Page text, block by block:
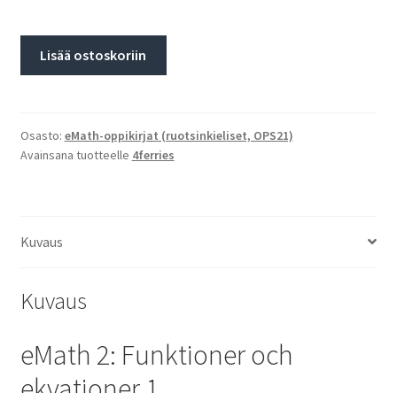
Lisää ostoskoriin
Osasto: eMath-oppikirjat (ruotsinkieliset, OPS21)
Avainsana tuotteelle 4ferries
Kuvaus
Kuvaus
eMath 2: Funktioner och